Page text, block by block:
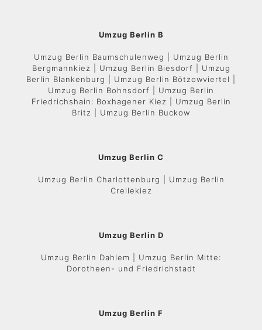
Umzug Berlin B
Umzug Berlin Baumschulenweg | Umzug Berlin
Bergmannkiez | Umzug Berlin Biesdorf | Umzug
Berlin Blankenburg | Umzug Berlin Bötzowviertel |
Umzug Berlin Bohnsdorf | Umzug Berlin
Friedrichshain: Boxhagener Kiez | Umzug Berlin
Britz | Umzug Berlin Buckow
Umzug Berlin C
Umzug Berlin Charlottenburg | Umzug Berlin
Crellekiez
Umzug Berlin D
Umzug Berlin Dahlem | Umzug Berlin Mitte:
Dorotheen- und Friedrichstadt
Umzug Berlin F